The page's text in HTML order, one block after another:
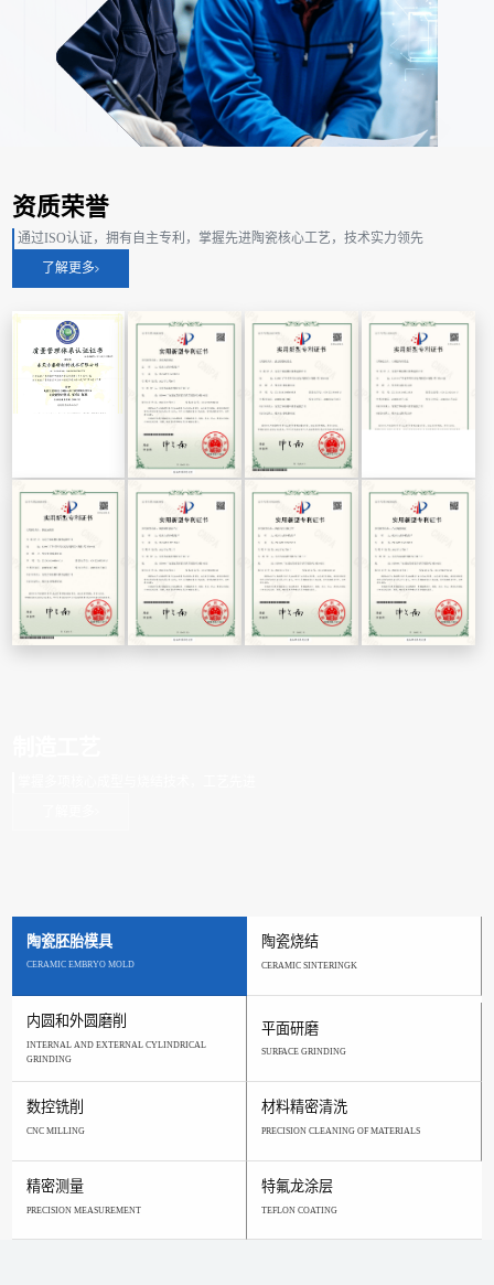
资质荣誉
通过ISO认证，拥有自主专利，掌握先进陶瓷核心工艺，技术实力领先
了解更多
陶瓷胚胎模具
CERAMIC EMBRYO MOLD
陶瓷烧结
CERAMIC SINTERINGK
内圆和外圆磨削
INTERNAL AND EXTERNAL CYLINDRICAL
GRINDING
平面研磨
SURFACE GRINDING
数控铣削
CNC MILLING
材料精密清洗
PRECISION CLEANING OF MATERIALS
精密测量
PRECISION MEASUREMENT
特氟龙涂层
TEFLON COATING